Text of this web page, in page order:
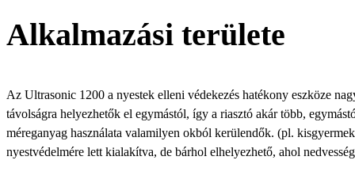
Alkalmazási területe
Az Ultrasonic 1200 a nyestek elleni védekezés hatékony eszköze
távolságra helyezhetők el egymástól, így a riasztó akár több,
méreganyag használata valamilyen okból kerülendők. (pl.
nyestvédelmére lett kialakítva, de bárhol elhelyezhető, ahol